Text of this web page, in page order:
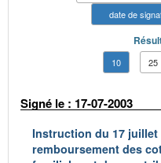
date de
10 25
Signé le : 17-07-2003
Instruction du 17 juillet
remboursement des